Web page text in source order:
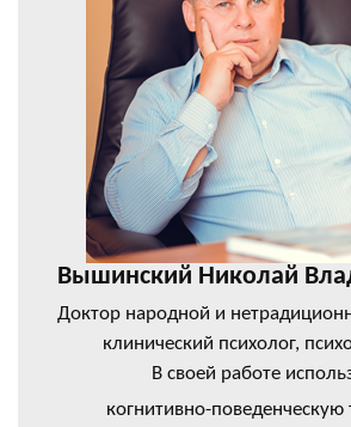
Вышинский Николай
Доктор народной и
клинический психолог,
В своей работе
когнитивно-